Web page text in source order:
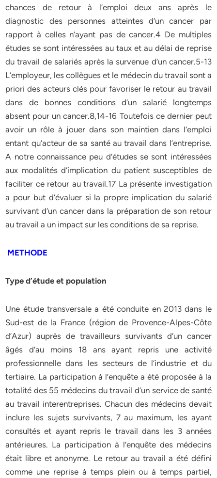
chances de retour à l’emploi deux ans après le
diagnostic des personnes atteintes d’un cancer par
rapport à celles n’ayant pas de cancer.4 De multiples
études se sont intéressées au taux et au délai de reprise
du travail de salariés après la survenue d’un cancer.5-13
L’employeur, les collègues et le médecin du travail sont a
priori des acteurs clés pour favoriser le retour au travail
dans de bonnes conditions d’un salarié longtemps
absent pour un cancer.8,14-16 Toutefois ce dernier peut
avoir un rôle à jouer dans son maintien dans l’emploi
entant qu’acteur de sa santé au travail dans l’entreprise.
A notre connaissance peu d’études se sont intéressées
aux modalités d’implication du patient susceptibles de
faciliter ce retour au travail.17 La présente investigation
a pour but d’évaluer si la propre implication du salarié
survivant d’un cancer dans la préparation de son retour
au travail a un impact sur les conditions de sa reprise.
METHODE
Type d’étude et population
Une étude transversale a été conduite en 2013 dans le
Sud-est de la France (région de Provence-Alpes-Côte
d’Azur) auprès de travailleurs survivants d’un cancer
âgés d’au moins 18 ans ayant repris une activité
professionnelle dans les secteurs de l’industrie et du
tertiaire. La participation à l’enquête a été proposée à la
totalité des 55 médecins du travail d’un service de santé
au travail interentreprises. Chacun des médecins devait
inclure les sujets survivants, 7 au maximum, les ayant
consultés et ayant repris le travail dans les 3 années
antérieures. La participation à l’enquête des médecins
était libre et anonyme. Le retour au travail a été défini
comme une reprise à temps plein ou à temps partiel,